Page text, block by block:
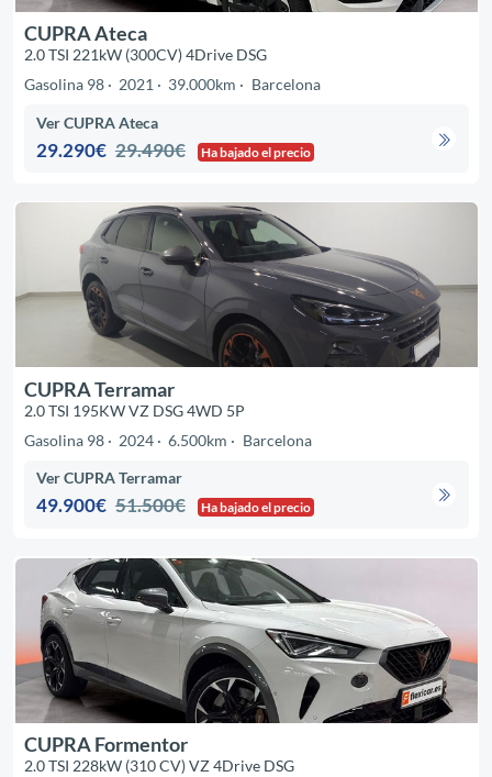
CUPRA Ateca
2.0 TSI 221kW (300CV) 4Drive DSG
Gasolina 98
2021 39.000km Barcelona
Ver CUPRA Ateca
29.290€ 29.490€ Ha bajado el precio
CUPRA Terramar
2.0 TSI 195KW VZ DSG 4WD 5P
Gasolina 98
2024 6.500km Barcelona
Ver CUPRA Terramar
49.900€ 51.500€ Ha bajado el precio
CUPRA Formentor
2.0 TSI 228kW (310 CV) VZ 4Drive DSG